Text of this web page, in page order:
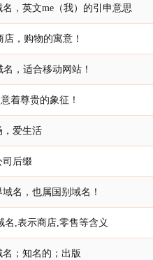
名，英文me（我）的引申意思
店，购物的寓意！
名，适合移动网站！
着尊贵的象征！
，爱生活
司后缀
名，也属国别域名！
名,表示商店,零售等含义
名；知名的；出版